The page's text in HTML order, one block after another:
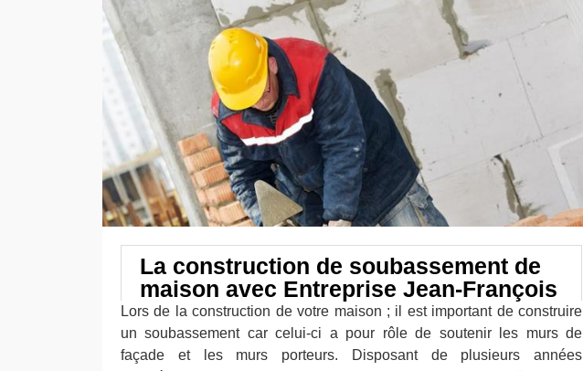
La construction de soubassement de
maison avec Entreprise Jean-François
Lors de la construction de votre maison ; il est important de construire
un soubassement car celui-ci a pour rôle de soutenir les murs de
façade et les murs porteurs. Disposant de plusieurs années